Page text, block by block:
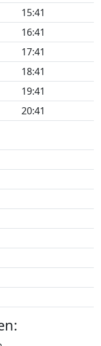
15:41
16:41
17:41
18:41
19:41
20:41